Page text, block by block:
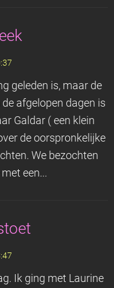
geleden is, maar de
afgelopen dagen is
Galdar ( een klein
de oorspronkelijke
We bezochten
een...
Ik ging met Laurine